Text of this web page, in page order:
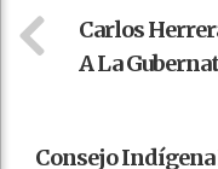
Carlos
A La
Consejo